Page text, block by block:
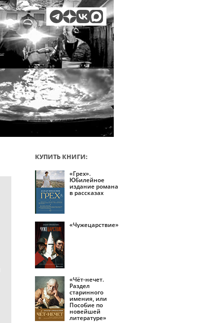
КУПИТЬ КНИГИ:
«Грех».
Юбилейное
издание романа
в рассказах
«Чужецарствие»
«Чёт-нечет.
Раздел
старинного
имения, или
Пособие по
новейшей
литературе»